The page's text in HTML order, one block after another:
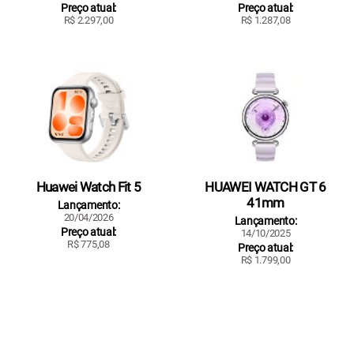
Preço atual:
R$ 2.297,00
Preço atual:
R$ 1.287,08
Huawei Watch Fit 5
Lançamento:
20/04/2026
Preço atual:
R$ 775,08
HUAWEI WATCH GT 6
41mm
Lançamento:
14/10/2025
Preço atual:
R$ 1.799,00